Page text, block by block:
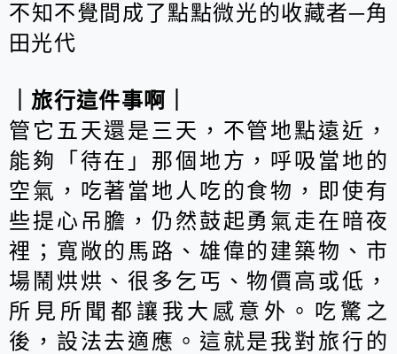
不知不覺間成了點點微光的收藏者─角
田光代
｜旅行這件事啊｜
管它五天還是三天，不管地點遠近，
能夠「待在」那個地方，呼吸當地的
空氣，吃著當地人吃的食物，即使有
些提心吊膽，仍然鼓起勇氣走在暗夜
裡；寬敞的馬路、雄偉的建築物、市
場鬧烘烘、很多乞丐、物價高或低，
所見所聞都讓我大感意外。吃驚之
後，設法去適應。這就是我對旅行的